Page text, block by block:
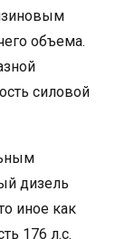
объема.
силовой
дизель
иное как
176 л.с.